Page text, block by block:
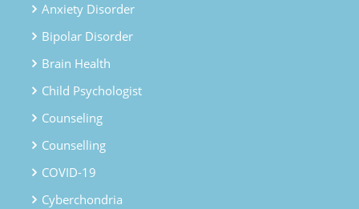
Anxiety Disorder
Bipolar Disorder
Brain Health
Child Psychologist
Counseling
Counselling
COVID-19
Cyberchondria